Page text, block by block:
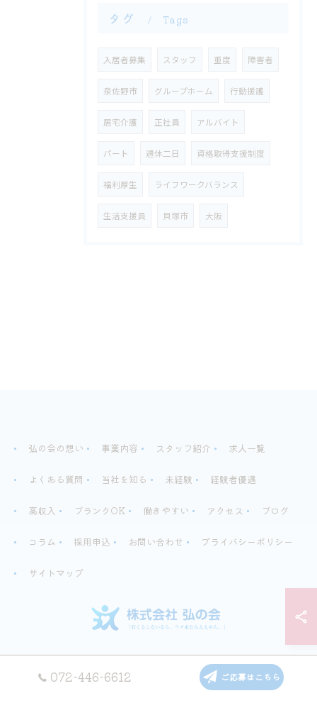
タグ Tags
入居者募集 スタッフ 重度 障害者
泉佐野市 グループホーム 行動援護
​居宅介護 正社員 アルバイト
パート 週休二日 資格取得支援制度
福利厚生 ライフワークバランス
生活支援員 貝塚市 大阪
072-446-6612 ご応募はこちら
弘の会の想い 事業内容 スタッフ紹介 求人一覧
よくある質問 当社を知る 未経験 経験者優遇
高収入 ブランクOK 働きやすい アクセス ブログ
コラム 採用申込 お問い合わせ プライバシーポリシー
サイトマップ
© 2026 株式会社弘の会は泉佐野市のグループホームで働ける介護スタッフ求人
ALL RIGHTS RESERVED.